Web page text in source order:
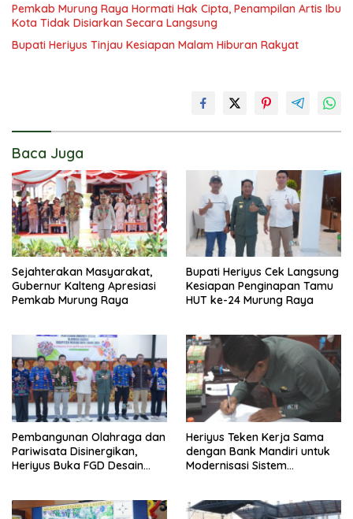
Pemkab Murung Raya Hormati Hak Cipta, Penampilan Artis Ibu
Kota Tidak Disiarkan Secara Langsung
Bupati Heriyus Tinjau Kesiapan Malam Hiburan Rakyat
Baca Juga
Sejahterakan Masyarakat,
Gubernur Kalteng Apresiasi
Pemkab Murung Raya
Bupati Heriyus Cek Langsung
Kesiapan Penginapan Tamu
HUT ke-24 Murung Raya
Pembangunan Olahraga dan
Pariwisata Disinergikan,
Heriyus Buka FGD Desain
Heriyus Teken Kerja Sama
dengan Bank Mandiri untuk
Modernisasi Sistem